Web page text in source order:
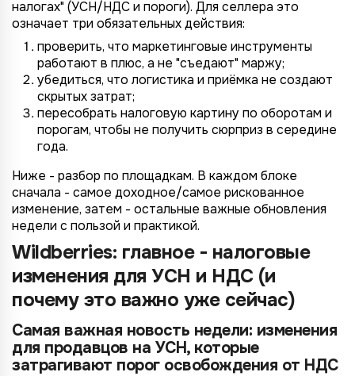
налогах" (УСН/НДС и пороги). Для селлера это
означает три обязательных действия:
проверить, что маркетинговые инструменты
работают в плюс, а не "съедают" маржу;
убедиться, что логистика и приёмка не создают
скрытых затрат;
пересобрать налоговую картину по оборотам и
порогам, чтобы не получить сюрприз в середине
года.
Ниже - разбор по площадкам. В каждом блоке
сначала - самое доходное/самое рискованное
изменение, затем - остальные важные обновления
недели с пользой и практикой.
Wildberries: главное - налоговые
изменения для УСН и НДС (и
почему это важно уже сейчас)
Самая важная новость недели: изменения
для продавцов на УСН, которые
затрагивают порог освобождения от НДС